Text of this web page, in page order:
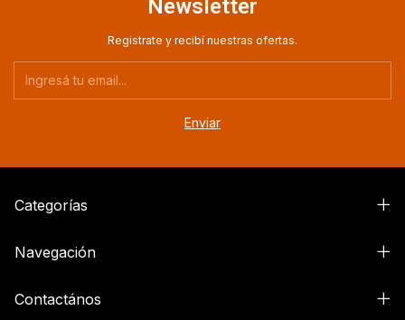
Newsletter
Registrate y recibí nuestras ofertas.
Categorías
Navegación
Contactános